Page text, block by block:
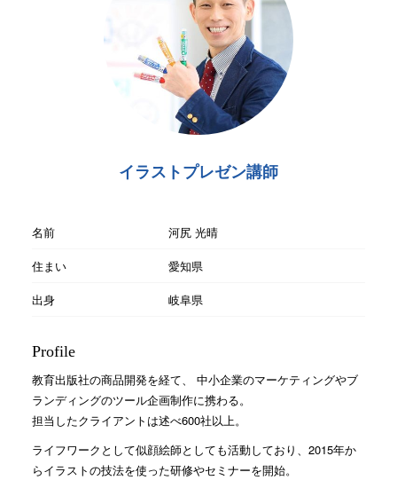
イラストプレゼン講師
名前
河尻 光晴
住まい
愛知県
出身
岐阜県
Profile
教育出版社の商品開発を経て、 中小企業のマーケティングやブ
ランディングのツール企画制作に携わる。
担当したクライアントは述べ600社以上。
ライフワークとして似顔絵師としても活動しており、2015年か
らイラストの技法を使った研修やセミナーを開始。